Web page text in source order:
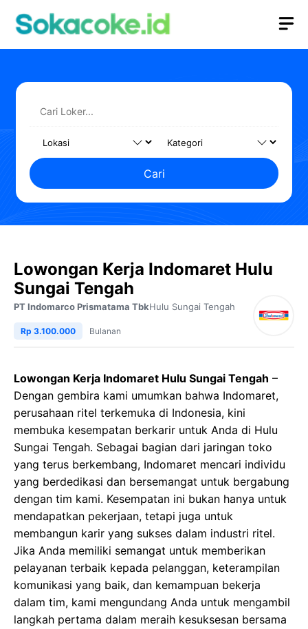
Cari
Lowongan Kerja Indomaret Hulu
Sungai Tengah
PT Indomarco Prismatama TbkHulu Sungai Tengah
Rp 3.100.000 Bulanan
Lowongan Kerja Indomaret Hulu Sungai Tengah –
Dengan gembira kami umumkan bahwa Indomaret,
perusahaan ritel terkemuka di Indonesia, kini
membuka kesempatan berkarir untuk Anda di Hulu
Sungai Tengah. Sebagai bagian dari jaringan toko
yang terus berkembang, Indomaret mencari individu
yang berdedikasi dan bersemangat untuk bergabung
dengan tim kami. Kesempatan ini bukan hanya untuk
mendapatkan pekerjaan, tetapi juga untuk
membangun karir yang sukses dalam industri ritel.
Jika Anda memiliki semangat untuk memberikan
pelayanan terbaik kepada pelanggan, keterampilan
komunikasi yang baik, dan kemampuan bekerja
dalam tim, kami mengundang Anda untuk mengambil
langkah pertama dalam meraih kesuksesan bersama